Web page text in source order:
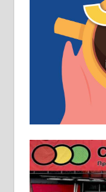
Рудник и
д.о.о.
помоћника
Основна
искуство
пословима,
услов.
превоз,
локал 22
у грађевини,
молерских